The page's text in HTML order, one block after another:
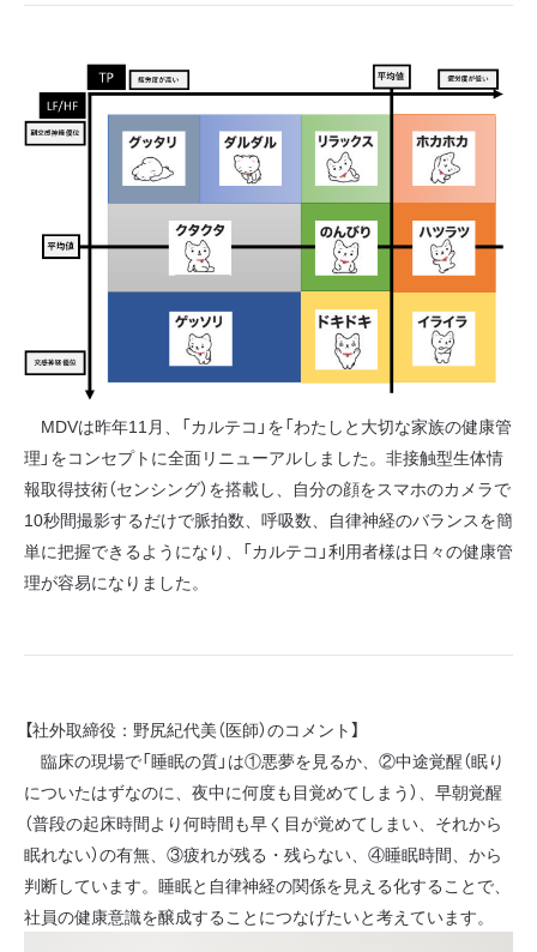
MDVは昨年11月、「カルテコ」を「わたしと大切な家族の健康管
理」をコンセプトに全面リニューアルしました。非接触型生体情
報取得技術（センシング）を搭載し、自分の顔をスマホのカメラで
10秒間撮影するだけで脈拍数、呼吸数、自律神経のバランスを簡
単に把握できるようになり、「カルテコ」利用者様は日々の健康管
理が容易になりました。
【社外取締役：野尻紀代美（医師）のコメント】
臨床の現場で「睡眠の質」は①悪夢を見るか、②中途覚醒（眠り
についたはずなのに、夜中に何度も目覚めてしまう）、早朝覚醒
（普段の起床時間より何時間も早く目が覚めてしまい、それから
眠れない）の有無、③疲れが残る・残らない、④睡眠時間、から
判断しています。睡眠と自律神経の関係を見える化することで、
社員の健康意識を醸成することにつなげたいと考えています。